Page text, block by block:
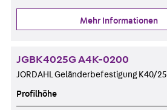
Mehr Informationen
JGBK4025G A4K-0200
JORDAHL Geländerbefestigung K40/25
Profilhöhe